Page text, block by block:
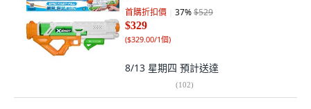
首購折扣價 37%$529
$329
($329.00/1個)
8/13 星期四 預計送達
(102)